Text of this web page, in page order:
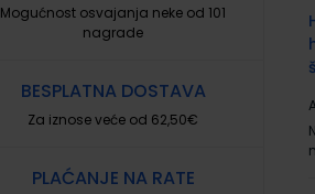
Mogućnost osvajanja neke od 101
nagrade
BESPLATNA DOSTAVA
Za iznose veće od 62,50€
PLAĆANJE NA RATE